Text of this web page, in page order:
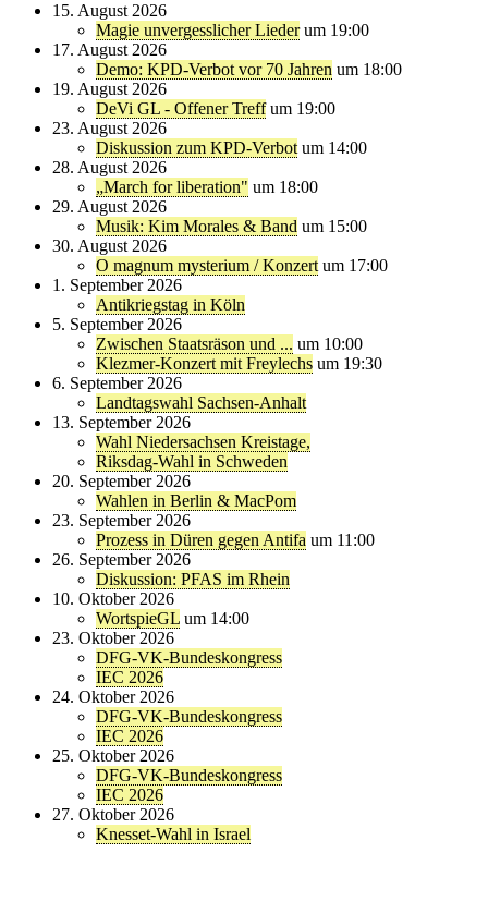
15. August 2026
Magie unvergesslicher Lieder um 19:00
17. August 2026
Demo: KPD-Verbot vor 70 Jahren um 18:00
19. August 2026
DeVi GL - Offener Treff um 19:00
23. August 2026
Diskussion zum KPD-Verbot um 14:00
28. August 2026
„March for liberation" um 18:00
29. August 2026
Musik: Kim Morales & Band um 15:00
30. August 2026
O magnum mysterium / Konzert um 17:00
1. September 2026
Antikriegstag in Köln
5. September 2026
Zwischen Staatsräson und ... um 10:00
Klezmer-Konzert mit Freylechs um 19:30
6. September 2026
Landtagswahl Sachsen-Anhalt
13. September 2026
Wahl Niedersachsen Kreistage,
Riksdag-Wahl in Schweden
20. September 2026
Wahlen in Berlin & MacPom
23. September 2026
Prozess in Düren gegen Antifa um 11:00
26. September 2026
Diskussion: PFAS im Rhein
10. Oktober 2026
WortspieGL um 14:00
23. Oktober 2026
DFG-VK-Bundeskongress
IEC 2026
24. Oktober 2026
DFG-VK-Bundeskongress
IEC 2026
25. Oktober 2026
DFG-VK-Bundeskongress
IEC 2026
27. Oktober 2026
Knesset-Wahl in Israel